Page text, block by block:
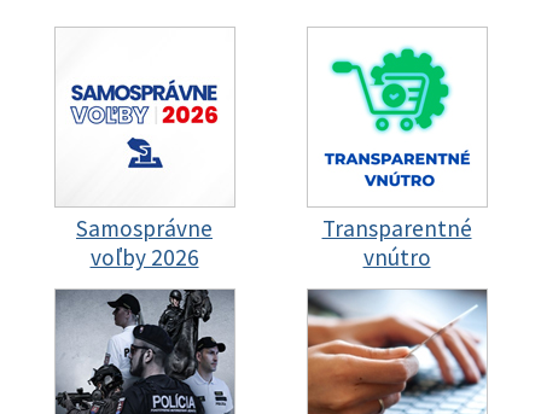
Samosprávne
voľby 2026
Transparentné
vnútro